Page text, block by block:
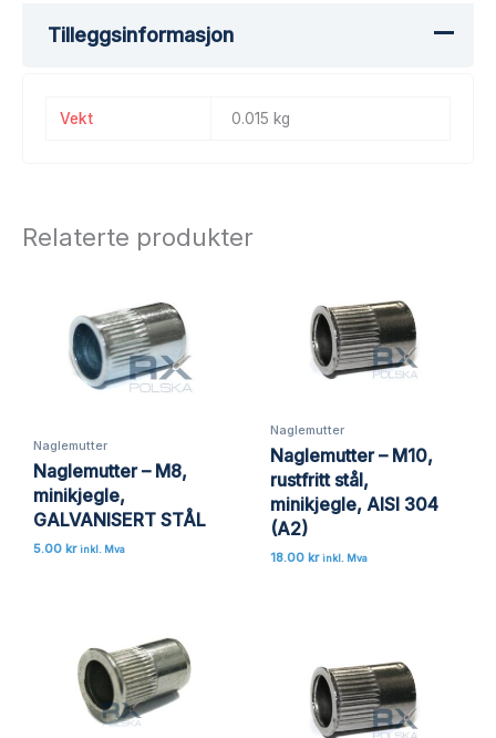
Tilleggsinformasjon
Vekt 0.015 kg
Relaterte produkter
Naglemutter
Naglemutter – M8,
minikjegle,
GALVANISERT STÅL
5.00 kr inkl. Mva
Naglemutter
Naglemutter – M10,
rustfritt stål,
minikjegle, AISI 304
(A2)
18.00 kr inkl. Mva